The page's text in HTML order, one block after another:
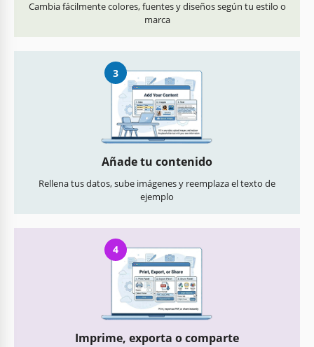
Cambia fácilmente colores, fuentes y diseños según tu estilo o
marca
3
Añade tu contenido
Rellena tus datos, sube imágenes y reemplaza el texto de
ejemplo
4
Imprime, exporta o comparte